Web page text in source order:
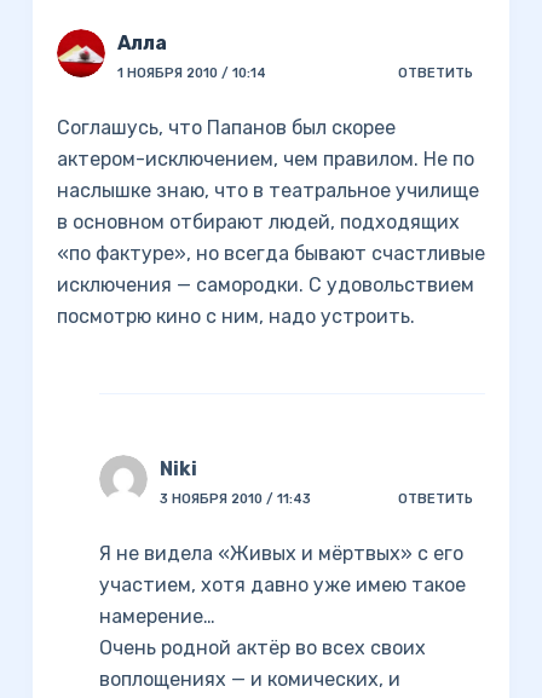
Алла
1 НОЯБРЯ 2010 / 10:14 ОТВЕТИТЬ
Соглашусь, что Папанов был скорее
актером-исключением, чем правилом. Не по
наслышке знаю, что в театральное училище
в основном отбирают людей, подходящих
«по фактуре», но всегда бывают счастливые
исключения — самородки. С удовольствием
посмотрю кино с ним, надо устроить.
Niki
3 НОЯБРЯ 2010 / 11:43 ОТВЕТИТЬ
Я не видела «Живых и мёртвых» с его
участием, хотя давно уже имею такое
намерение…
Очень родной актёр во всех своих
воплощениях — и комических, и